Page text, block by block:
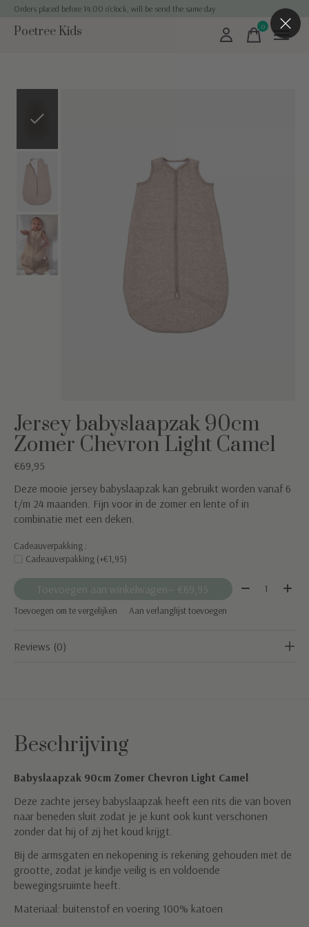
Orders placed before 14:00 o'clock, will be send the same day
Poetree Kids 0items
Jersey babyslaapzak 90cm
Zomer Chevron Light Camel
€69,95
Deze mooie jersey babyslaapzak kan gebruikt worden vanaf 6
t/m 24 maanden. Fijn voor in de zomer en lente of in
combinatie met een deken.
Cadeauverpakking :
Cadeauverpakking (+€1,95)
Toevoegen aan winkelwagen — €69,95 Aantal:
Toevoegen om te vergelijken Aan verlanglijst toevoegen
Reviews (0)
Beschrijving
Babyslaapzak 90cm Zomer Chevron Light Camel
Deze zachte jersey babyslaapzak heeft een rits die van boven
naar beneden sluit zodat je je kunt ook kunt verschonen
zonder dat hij of zij het koud krijgt.
Bij de armsgaten en nekopening is rekening gehouden met de
grootte, zodat je kindje veilig is en voldoende
bewegingsruimte heeft.
Materiaal: buitenstof en voering 100% katoen